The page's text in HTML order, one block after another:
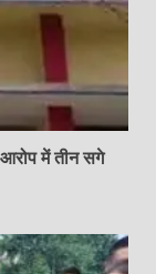
में तीन सगे